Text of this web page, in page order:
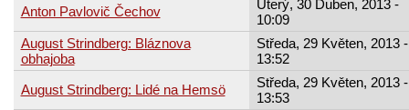
Anton Pavlovič Čechov
Úterý, 30 Duben, 2013 -
10:09
August Strindberg: Bláznova
obhajoba
Středa, 29 Květen, 2013 -
13:52
August Strindberg: Lidé na Hemsö
Středa, 29 Květen, 2013 -
13:53